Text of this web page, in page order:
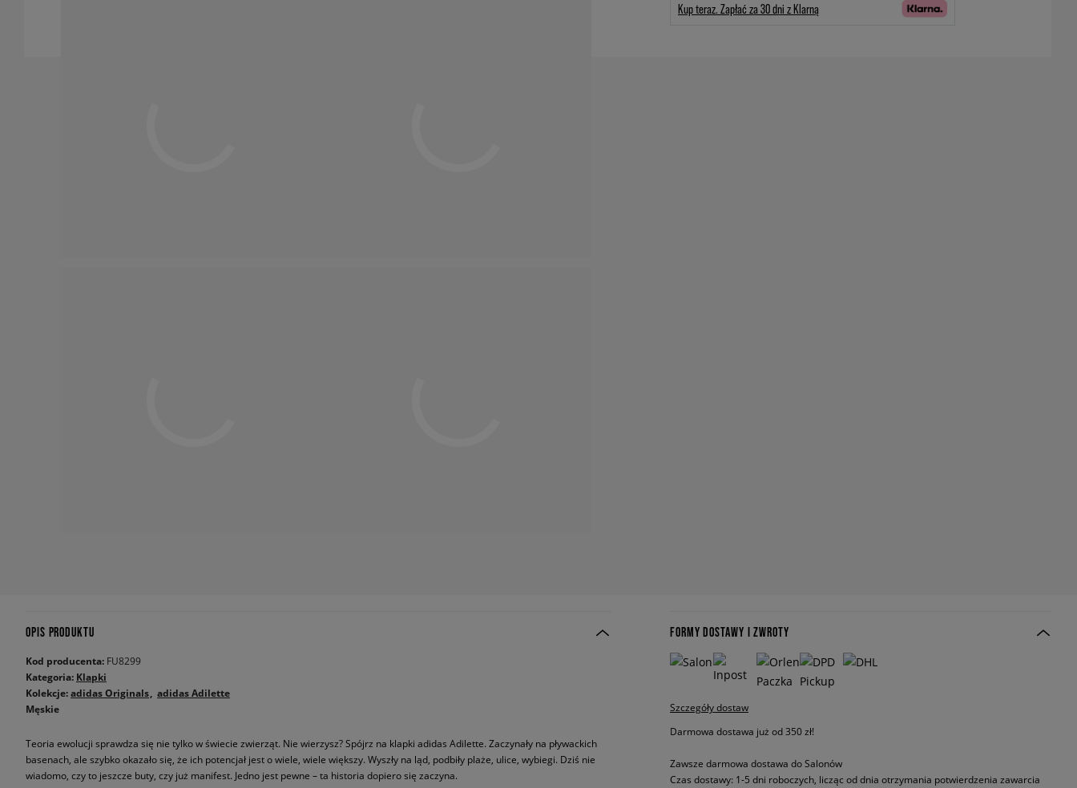
Kup teraz. Zapłać za 30 dni z Klarną
OPIS PRODUKTU
Kod producenta: FU8299
Kategoria: Klapki
Kolekcje:adidas Originals adidas Adilette
Męskie
Teoria ewolucji sprawdza się nie tylko w świecie zwierząt. Nie wierzysz? Spójrz na klapki adidas Adilette. Zaczynały na pływackich
basenach, ale szybko okazało się, że ich potencjał jest o wiele, wiele większy. Wyszły na ląd, podbiły plaże, ulice, wybiegi. Dziś nie
wiadomo, czy to jeszcze buty, czy już manifest. Jedno jest pewne – ta historia dopiero się zaczyna.
FORMY DOSTAWY I ZWROTY
Szczegóły dostaw
Darmowa dostawa już od 350 zł!
Zawsze darmowa dostawa do Salonów
Czas dostawy: 1-5 dni roboczych, licząc od dnia otrzymania potwierdzenia zawarcia